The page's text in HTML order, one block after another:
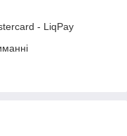
- LiqPay